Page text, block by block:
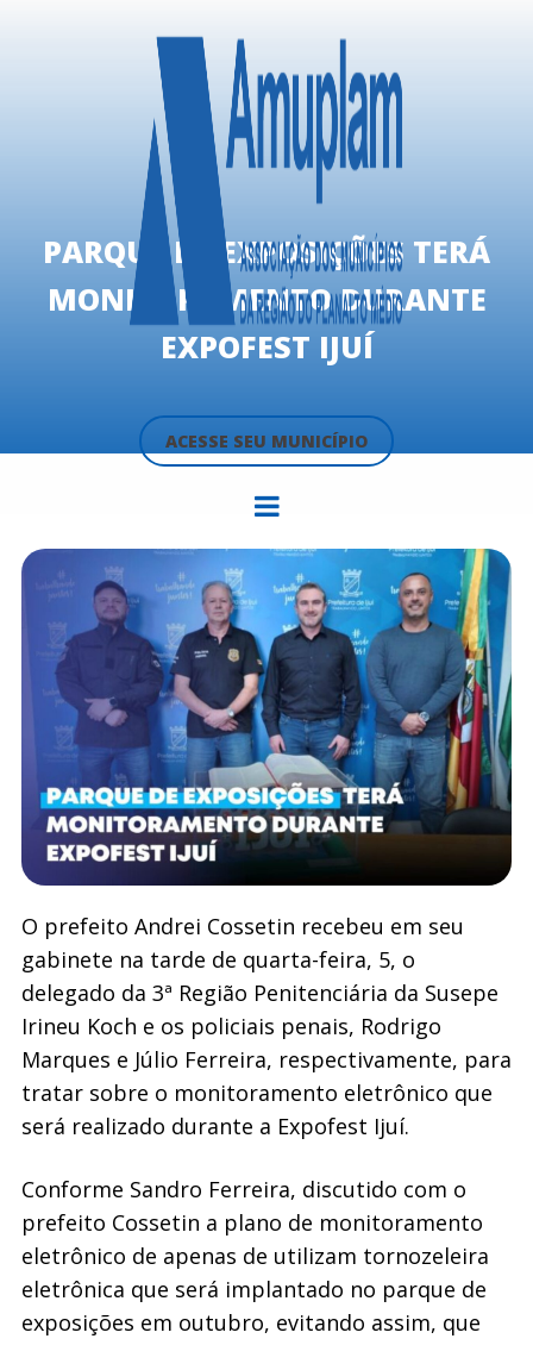
ACESSE SEU MUNICÍPIO
PARQUE DE EXPOSIÇÕES TERÁ
MONITORAMENTO DURANTE
EXPOFEST IJUÍ
O prefeito Andrei Cossetin recebeu em seu
gabinete na tarde de quarta-feira, 5, o
delegado da 3ª Região Penitenciária da Susepe
Irineu Koch e os policiais penais, Rodrigo
Marques e Júlio Ferreira, respectivamente, para
tratar sobre o monitoramento eletrônico que
será realizado durante a Expofest Ijuí.
Conforme Sandro Ferreira, discutido com o
prefeito Cossetin a plano de monitoramento
eletrônico de apenas de utilizam tornozeleira
eletrônica que será implantado no parque de
exposições em outubro, evitando assim, que